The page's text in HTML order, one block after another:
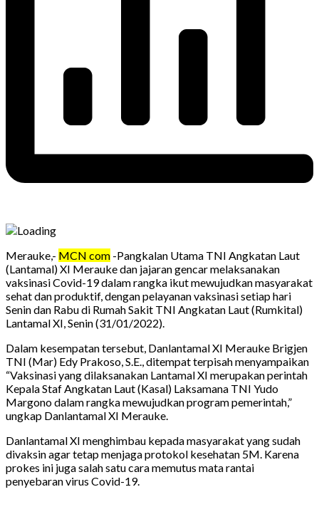
Merauke,- MCN com -Pangkalan Utama TNI Angkatan Laut
(Lantamal) XI Merauke dan jajaran gencar melaksanakan
vaksinasi Covid-19 dalam rangka ikut mewujudkan masyarakat
sehat dan produktif, dengan pelayanan vaksinasi setiap hari
Senin dan Rabu di Rumah Sakit TNI Angkatan Laut (Rumkital)
Lantamal XI, Senin (31/01/2022).
Dalam kesempatan tersebut, Danlantamal XI Merauke Brigjen
TNI (Mar) Edy Prakoso, S.E., ditempat terpisah menyampaikan
“Vaksinasi yang dilaksanakan Lantamal XI merupakan perintah
Kepala Staf Angkatan Laut (Kasal) Laksamana TNI Yudo
Margono dalam rangka mewujudkan program pemerintah,”
ungkap Danlantamal XI Merauke.
Danlantamal XI menghimbau kepada masyarakat yang sudah
divaksin agar tetap menjaga protokol kesehatan 5M. Karena
prokes ini juga salah satu cara memutus mata rantai
penyebaran virus Covid-19.